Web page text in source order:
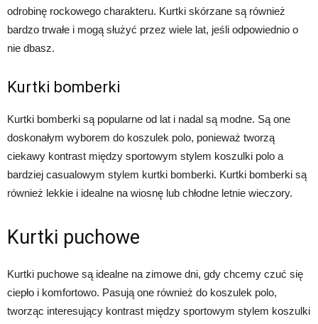
odrobinę rockowego charakteru. Kurtki skórzane są również
bardzo trwałe i mogą służyć przez wiele lat, jeśli odpowiednio o
nie dbasz.
Kurtki bomberki
Kurtki bomberki są popularne od lat i nadal są modne. Są one
doskonałym wyborem do koszulek polo, ponieważ tworzą
ciekawy kontrast między sportowym stylem koszulki polo a
bardziej casualowym stylem kurtki bomberki. Kurtki bomberki są
również lekkie i idealne na wiosnę lub chłodne letnie wieczory.
Kurtki puchowe
Kurtki puchowe są idealne na zimowe dni, gdy chcemy czuć się
ciepło i komfortowo. Pasują one również do koszulek polo,
tworząc interesujący kontrast między sportowym stylem koszulki